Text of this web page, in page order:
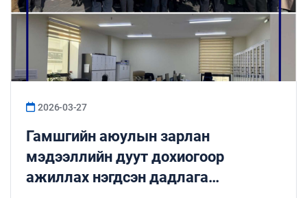
2026-03-27
Гамшгийн аюулын зарлан
мэдээллийн дуут дохиогоор
ажиллах нэгдсэн дадлага